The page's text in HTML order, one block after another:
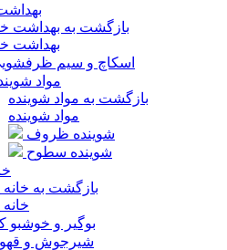
بازگشت به بهداشت
بهداشت
اسکاچ و سیم
مواد
بازگشت به مواد شوینده
مواد شوینده
شوینده ظروف
شوینده سطوح
بازگشت به خانه
بوگیر و خوشبو
شیرجوش و